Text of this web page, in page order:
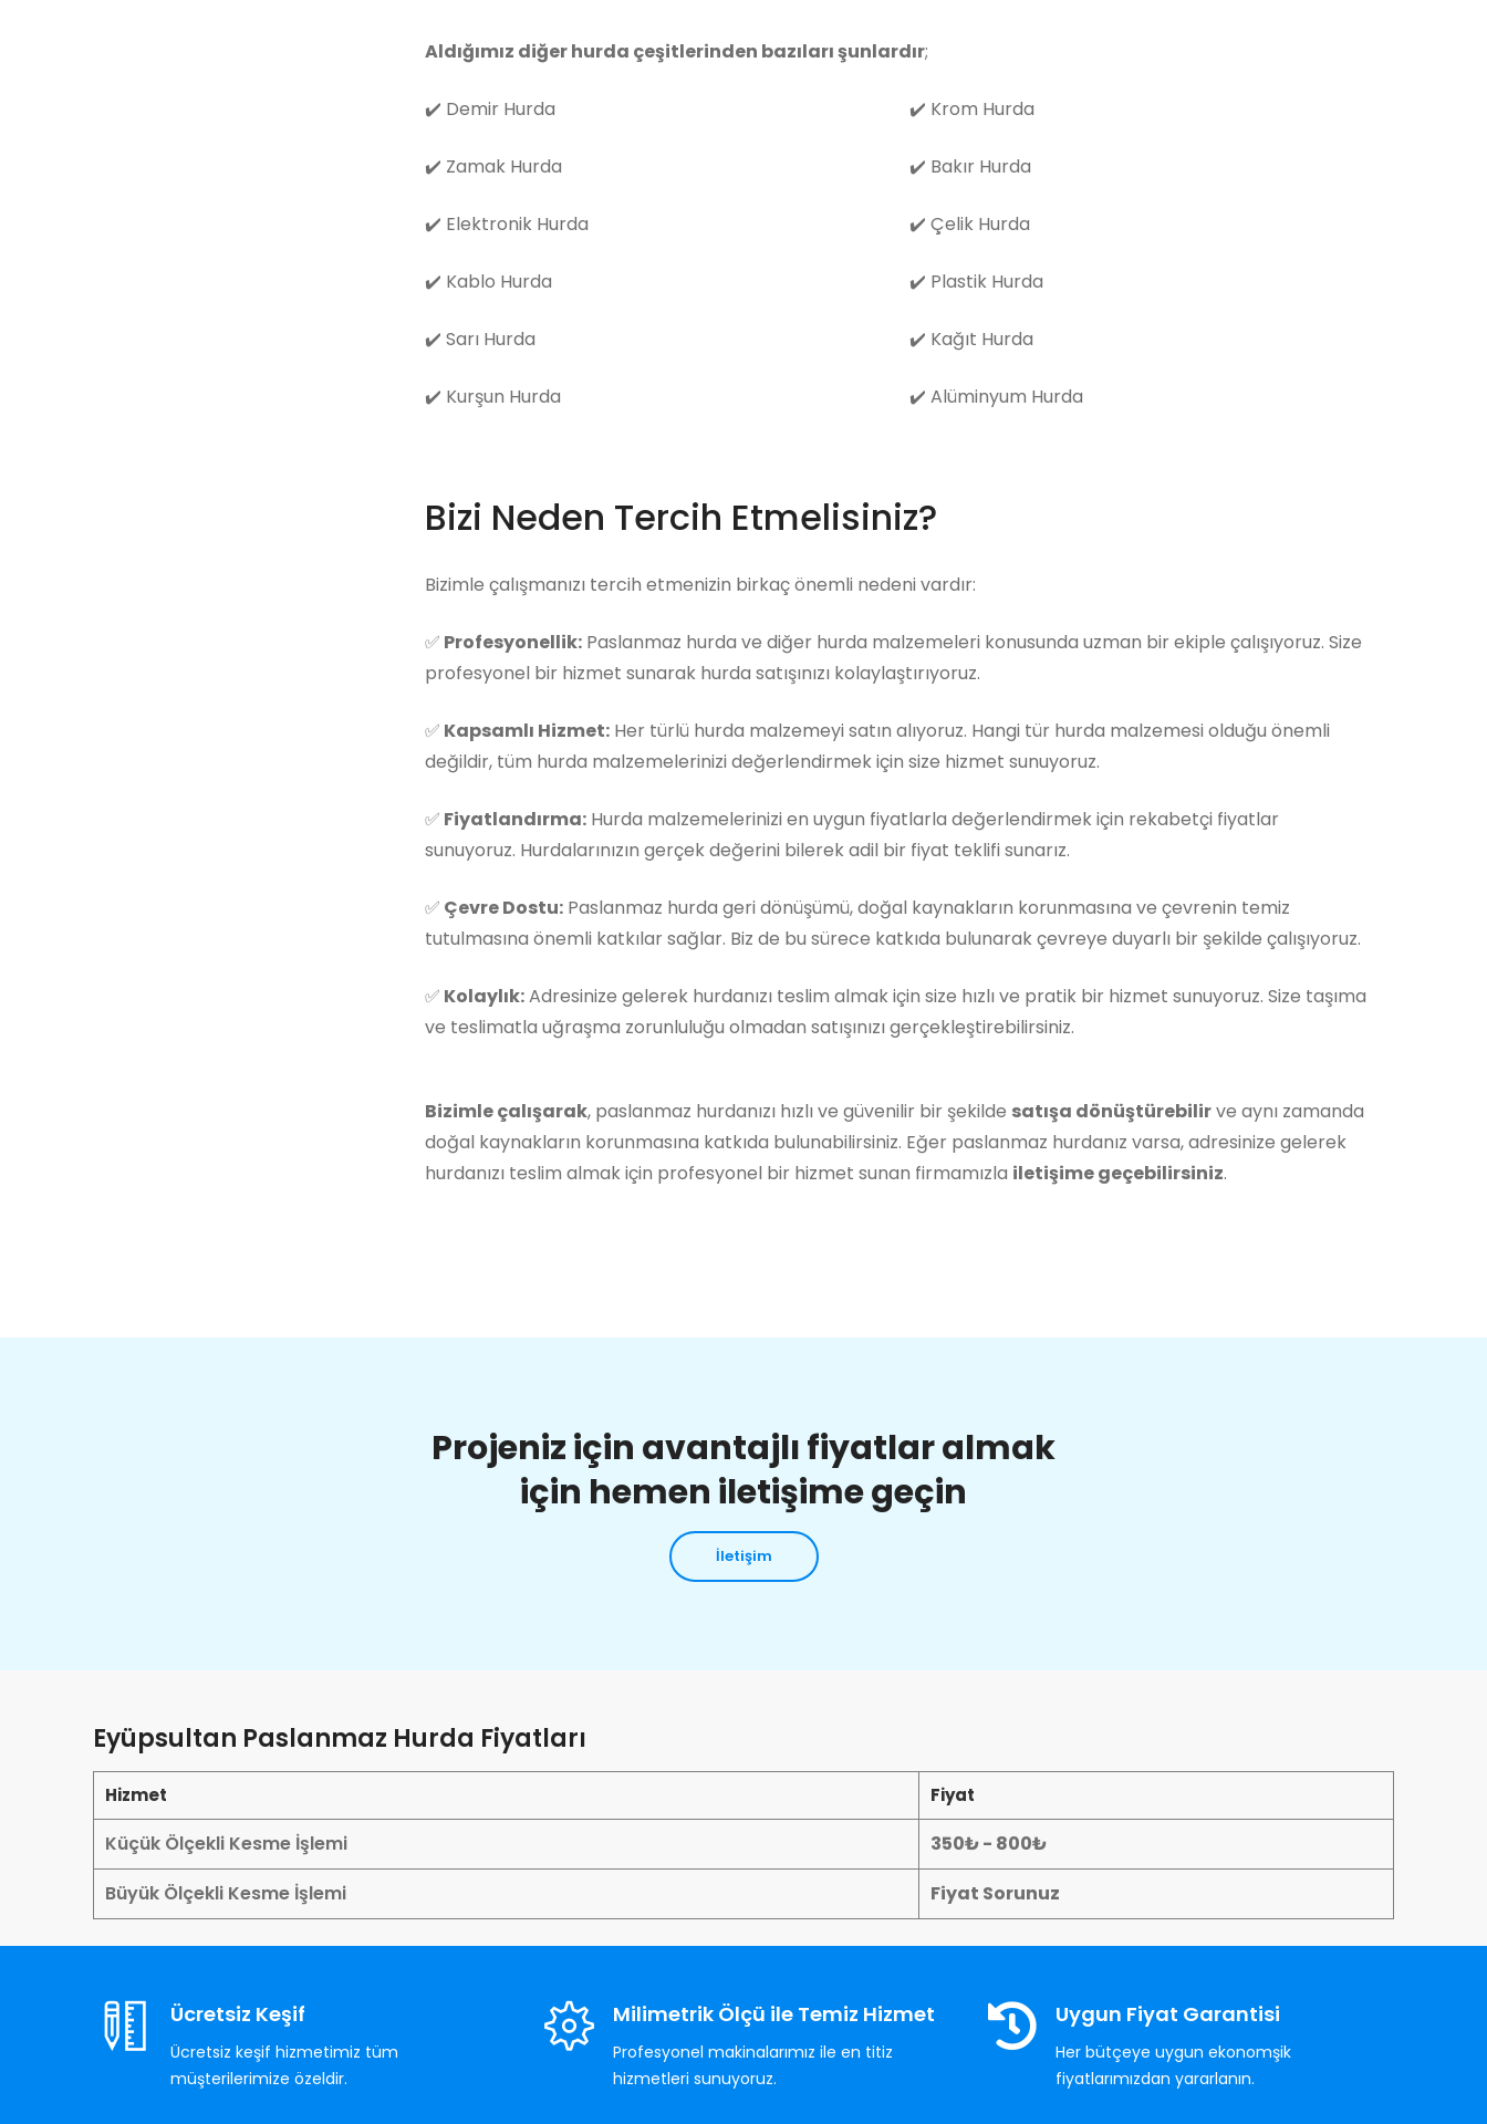
Aldığımız diğer hurda çeşitlerinden bazıları şunlardır;
✔️ Demir Hurda
✔️ Zamak Hurda
✔️ Elektronik Hurda
✔️ Kablo Hurda
✔️ Sarı Hurda
✔️ Kurşun Hurda
✔️ Krom Hurda
✔️ Bakır Hurda
✔️ Çelik Hurda
✔️ Plastik Hurda
✔️ Kağıt Hurda
✔️ Alüminyum Hurda
Bizi Neden Tercih Etmelisiniz?
Bizimle çalışmanızı tercih etmenizin birkaç önemli nedeni vardır:
✅ Profesyonellik: Paslanmaz hurda ve diğer hurda malzemeleri konusunda uzman bir ekiple çalışıyoruz. Size
profesyonel bir hizmet sunarak hurda satışınızı kolaylaştırıyoruz.
✅ Kapsamlı Hizmet: Her türlü hurda malzemeyi satın alıyoruz. Hangi tür hurda malzemesi olduğu önemli
değildir, tüm hurda malzemelerinizi değerlendirmek için size hizmet sunuyoruz.
✅ Fiyatlandırma: Hurda malzemelerinizi en uygun fiyatlarla değerlendirmek için rekabetçi fiyatlar
sunuyoruz. Hurdalarınızın gerçek değerini bilerek adil bir fiyat teklifi sunarız.
✅ Çevre Dostu: Paslanmaz hurda geri dönüşümü, doğal kaynakların korunmasına ve çevrenin temiz
tutulmasına önemli katkılar sağlar. Biz de bu sürece katkıda bulunarak çevreye duyarlı bir şekilde çalışıyoruz.
✅ Kolaylık:Adresinize gelerek hurdanızı teslim almak için size hızlı ve pratik bir hizmet sunuyoruz. Size taşıma
ve teslimatla uğraşma zorunluluğu olmadan satışınızı gerçekleştirebilirsiniz.
Bizimle çalışarak, paslanmaz hurdanızı hızlı ve güvenilir bir şekilde satışa dönüştürebilirve aynı zamanda
doğal kaynakların korunmasına katkıda bulunabilirsiniz. Eğer paslanmaz hurdanız varsa, adresinize gelerek
hurdanızı teslim almak için profesyonel bir hizmet sunan firmamızla iletişime geçebilirsiniz.
Projeniz için avantajlı fiyatlar almak
için hemen iletişime geçin
İletişim
Eyüpsultan Paslanmaz Hurda Fiyatları
Hizmet Fiyat
Küçük Ölçekli Kesme İşlemi
350₺ - 800₺
Büyük Ölçekli Kesme İşlemi
Fiyat Sorunuz
Ücretsiz Keşif
Ücretsiz keşif hizmetimiz tüm
müşterilerimize özeldir.
Milimetrik Ölçü ile Temiz Hizmet
Profesyonel makinalarımız ile en titiz
hizmetleri sunuyoruz.
Uygun Fiyat Garantisi
Her bütçeye uygun ekonomşik
fiyatlarımızdan yararlanın.